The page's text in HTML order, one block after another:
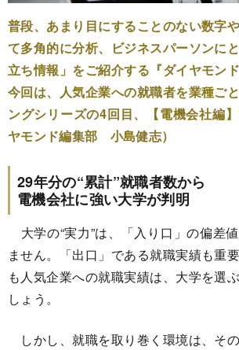
普段、あまり目にすることのない数字
て多角的に分析、ビジネスパーソンに
立ち情報」をご紹介する『ダイヤモン
今回は、人気企業への就職者を業種ご
ングシリーズの4回目、【電機会社編
ヤモンド編集部 小島健志）
29年分の“累計”就職者数から
電機会社に強い大学が判明
大学の“実力”は、「入り口」の偏差
ません。「出口」である就職実績も重
も人気企業への就職実績は、大学を選
しょう。
しかし、就職を取り巻く環境は、そ